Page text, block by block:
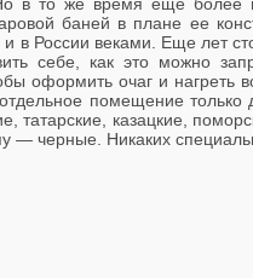
баней в плане ее
в России веками. Еще лет
себе, как это можно
оформить очаг и нагреть
помещение только
казацкие,
— черные. Никаких